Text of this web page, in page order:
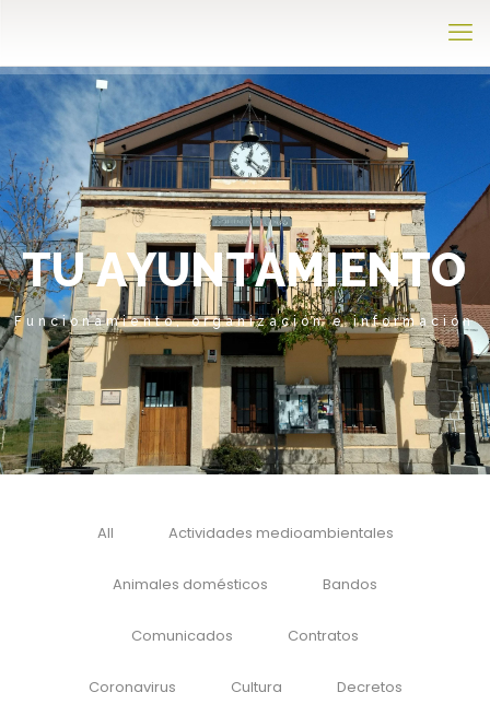
TU AYUNTAMIENTO
Funcionamiento, organización e información
All Actividades medioambientales
Animales domésticos Bandos
Comunicados Contratos
Coronavirus Cultura Decretos